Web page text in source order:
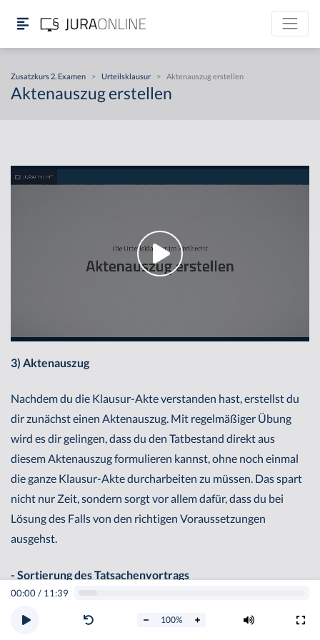
Zusatzkurs 2. Examen > Urteilsklausur > Aktenauszug erstellen
Aktenauszug erstellen
00:00/ 11:39
100%
3) Aktenauszug
Nachdem du die Klausur-Akte verstanden hast, erstellst du
dir zunächst einen Aktenauszug. Mit regelmäßiger Übung
wird es dir gelingen, dass du den Tatbestand direkt aus
diesem Aktenauszug formulieren kannst, ohne noch einmal
die ganze Klausur-Akte durcharbeiten zu müssen. Das spart
nicht nur Zeit, sondern sorgt vor allem dafür, dass du bei
Lösung des Falls von den richtigen Voraussetzungen
ausgehst.
- Sortierung des Tatsachenvortrags